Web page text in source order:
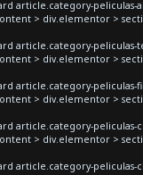
article.category-peliculas-
> div.elementor >
article.category-peliculas-
> div.elementor >
article.category-peliculas-
> div.elementor >
article.category-peliculas-
> div.elementor >
article.category-peliculas-